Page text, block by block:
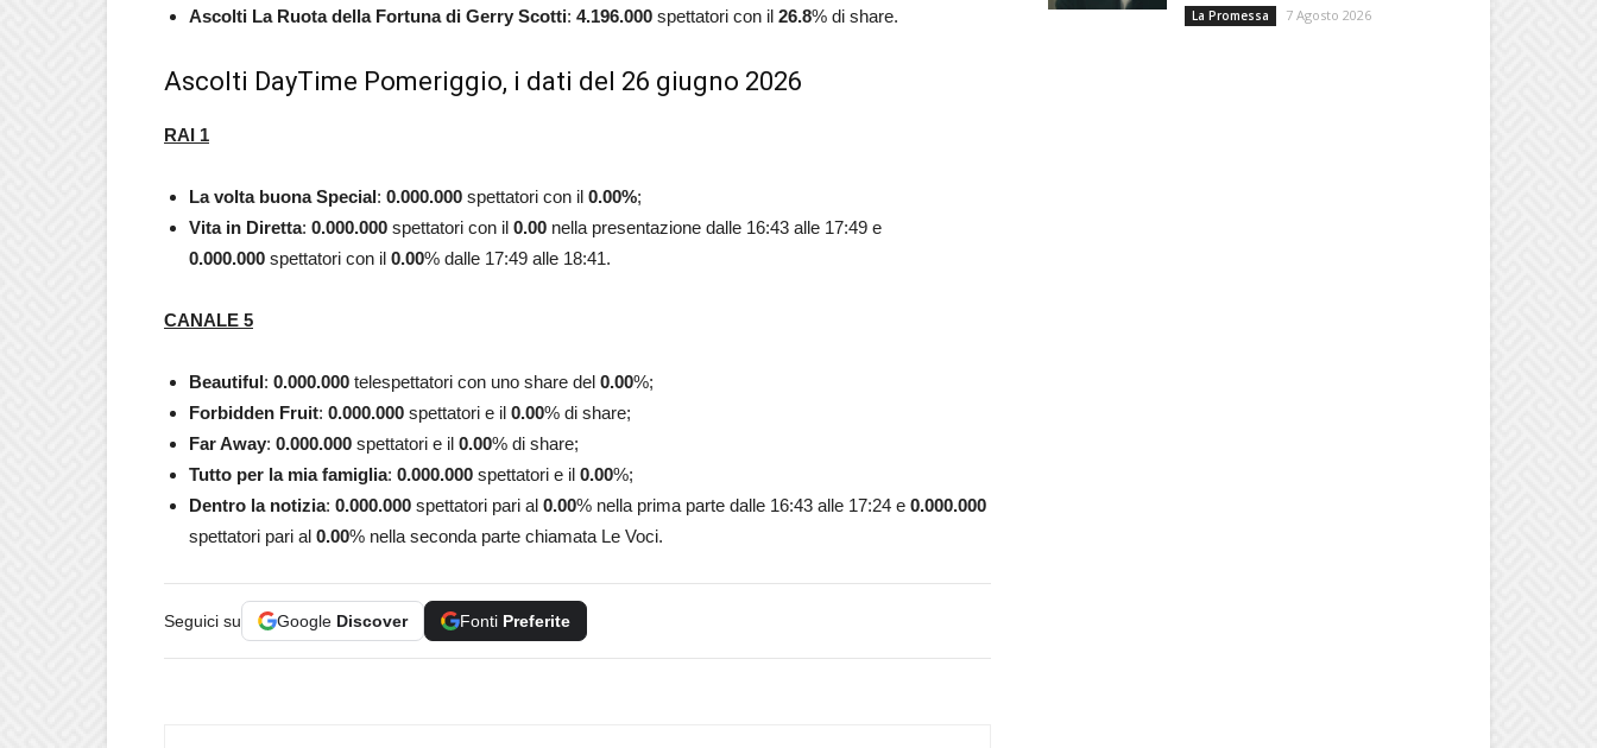
Ascolti La Ruota della Fortuna di Gerry Scotti: 4.196.000 spettatori con il 26.8% di share.
Ascolti DayTime Pomeriggio, i dati del 26 giugno 2026
RAI 1
La volta buona Special: 0.000.000 spettatori con il 0.00%;
Vita in Diretta: 0.000.000 spettatori con il 0.00 nella presentazione dalle 16:43 alle 17:49 e
0.000.000 spettatori con il 0.00% dalle 17:49 alle 18:41.
CANALE 5
Beautiful: 0.000.000 telespettatori con uno share del 0.00%;
Forbidden Fruit: 0.000.000 spettatori e il 0.00% di share;
Far Away: 0.000.000 spettatori e il 0.00% di share;
Tutto per la mia famiglia: 0.000.000 spettatori e il 0.00%;
Dentro la notizia: 0.000.000 spettatori pari al 0.00% nella prima parte dalle 16:43 alle 17:24 e 0.000.000
spettatori pari al 0.00% nella seconda parte chiamata Le Voci.
Seguici su Google Discover Fonti Preferite
La Promessa 7 Agosto 2026